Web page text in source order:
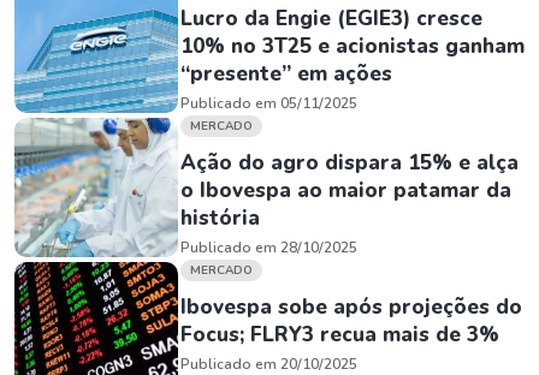
Lucro da Engie (EGIE3) cresce
10% no 3T25 e acionistas ganham
“presente” em ações
Publicado em 05/11/2025
MERCADO
Ação do agro dispara 15% e alça
o Ibovespa ao maior patamar da
história
Publicado em 28/10/2025
MERCADO
Ibovespa sobe após projeções do
Focus; FLRY3 recua mais de 3%
Publicado em 20/10/2025